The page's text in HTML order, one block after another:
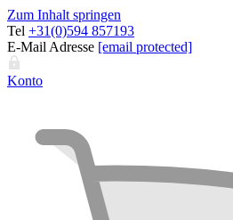
Zum Inhalt springen
Tel +31(0)594 857193
E-Mail Adresse [email protected]
Konto